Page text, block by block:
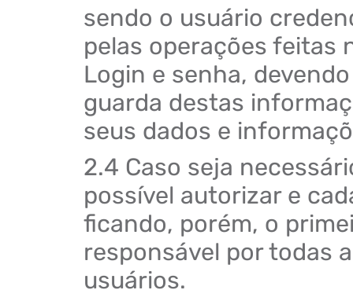
sendo o usuário
pelas operações feitas
Login e senha,
guarda destas
seus dados e
2.4 Caso seja
possível autorizar e
ficando, porém, o
responsável por todas
usuários.